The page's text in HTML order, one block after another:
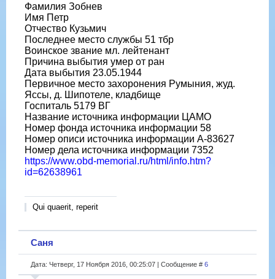
Фамилия Зобнев
Имя Петр
Отчество Кузьмич
Последнее место службы 51 тбр
Воинское звание мл. лейтенант
Причина выбытия умер от ран
Дата выбытия 23.05.1944
Первичное место захоронения Румыния, жуд.
Яссы, д. Шипотеле, кладбище
Госпиталь 5179 ВГ
Название источника информации ЦАМО
Номер фонда источника информации 58
Номер описи источника информации А-83627
Номер дела источника информации 7352
https://www.obd-memorial.ru/html/info.htm?
id=62638961
Qui quaerit, reperit
Саня
Дата: Четверг, 17 Ноября 2016, 00:25:07 | Сообщение # 6